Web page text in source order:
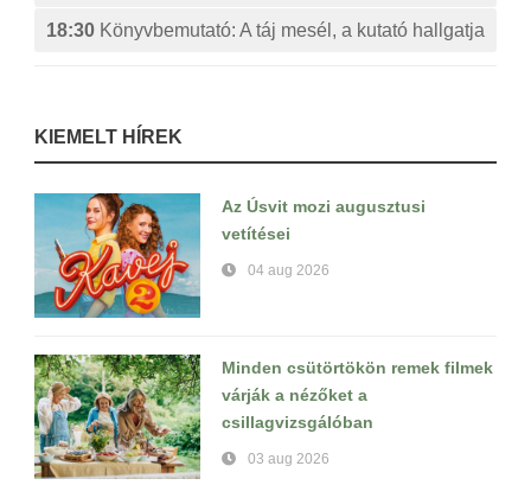
18:30 Könyvbemutató: A táj mesél, a kutató hallgatja
KIEMELT HÍREK
Az Úsvit mozi augusztusi
vetítései
04 aug 2026
Minden csütörtökön remek filmek
várják a nézőket a
csillagvizsgálóban
03 aug 2026